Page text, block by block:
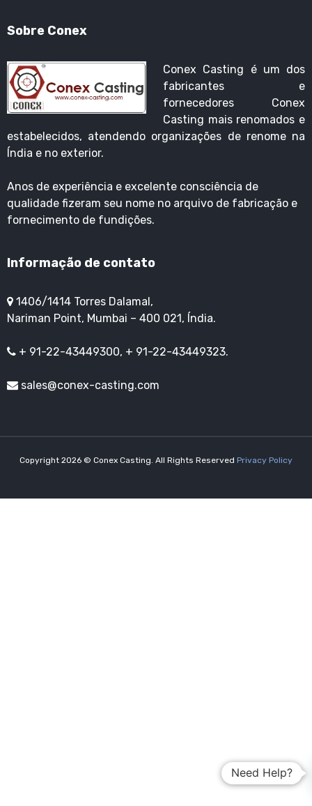
Sobre Conex
Conex Casting é um dos
fabricantes e
fornecedores Conex
Casting mais renomados e
estabelecidos, atendendo organizações de renome na
Índia e no exterior.
Anos de experiência e excelente consciência de
qualidade fizeram seu nome no arquivo de fabricação e
fornecimento de fundições.
Informação de contato
1406/1414 Torres Dalamal,
Nariman Point, Mumbai – 400 021, Índia.
+ 91-22-43449300, + 91-22-43449323.
sales@conex-casting.com
Copyright 2026 © Conex Casting. All Rights Reserved Privacy Policy
Need Help?